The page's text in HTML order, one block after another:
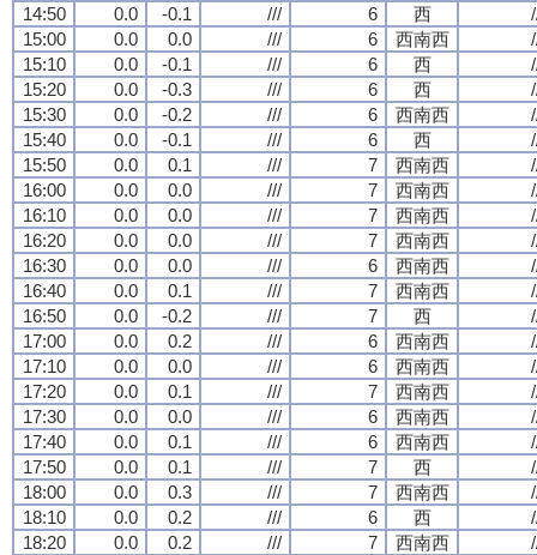
14:50 0.0 -0.1 /// 6 西
15:00
0.0 0.0 /// 6 西南西
15:10
0.0 -0.1 /// 6 西
15:20
0.0 -0.3 /// 6 西
15:30
0.0 -0.2 /// 6 西南西
15:40
0.0 -0.1 /// 6 西
15:50
0.0 0.1 /// 7 西南西
16:00
0.0 0.0 /// 7 西南西
16:10
0.0 0.0 /// 7 西南西
16:20
0.0 0.0 /// 7 西南西
16:30
0.0 0.0 /// 6 西南西
16:40
0.0 0.1 /// 7 西南西
16:50
0.0 -0.2 /// 7 西
17:00
0.0 0.2 /// 6 西南西
17:10
0.0 0.0 /// 6 西南西
17:20
0.0 0.1 /// 7 西南西
17:30
0.0 0.0 /// 6 西南西
17:40
0.0 0.1 /// 6 西南西
17:50
0.0 0.1 /// 7 西
18:00
0.0 0.3 /// 7 西南西
18:10
0.0 0.2 /// 6 西
18:20
0.0 0.2 /// 7 西南西